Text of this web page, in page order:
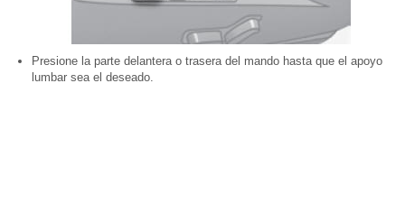
Presione la parte delantera o trasera del mando hasta que el apoyo
lumbar sea el deseado.